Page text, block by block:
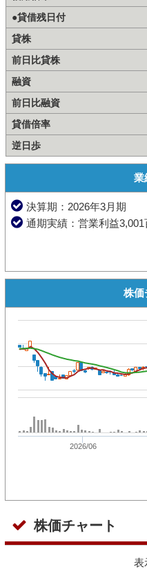
●貸借残日付
貸株
前日比貸株
融資
前日比融資
貸借倍率
逆日歩
業
決算期：2026年3月期
通期実績：営業利益3,001
株価
2026/06
株価チャート
表